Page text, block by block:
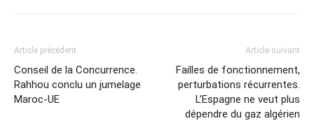
Article précédent
Conseil de la Concurrence.
Rahhou conclu un jumelage
Maroc-UE
Article suivant
Failles de fonctionnement,
perturbations récurrentes.
L’Espagne ne veut plus
dépendre du gaz algérien